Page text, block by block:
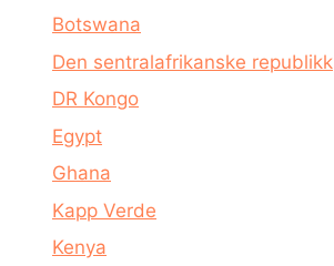
Botswana
Den sentralafrikanske republikk
DR Kongo
Egypt
Ghana
Kapp Verde
Kenya